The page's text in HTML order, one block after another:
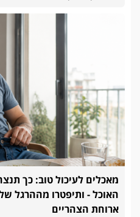
מאכלים לעיכול טוב: כך
האוכל - ותיפטרו מההרגל
ארוחת הצהריים